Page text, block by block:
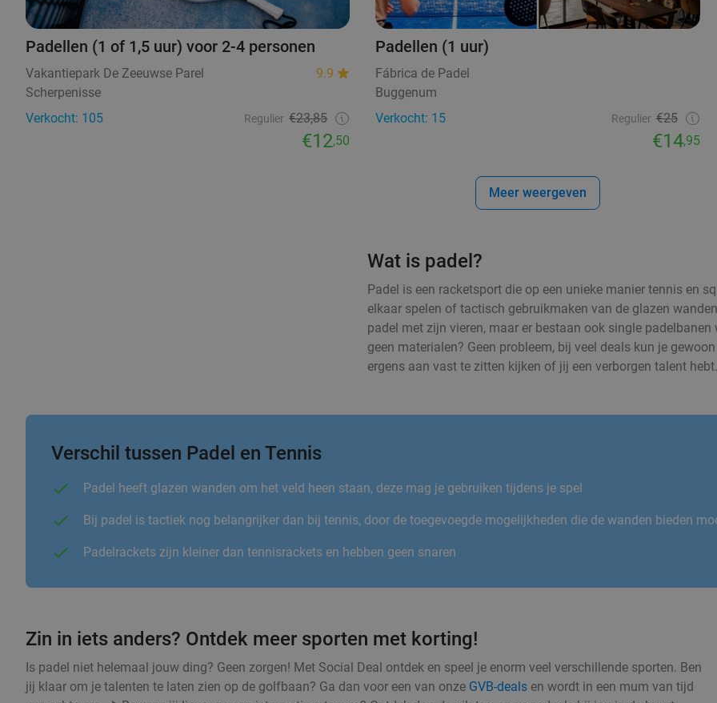
Padellen (1 of 1,5 uur) voor 2-4 personen
Vakantiepark De Zeeuwse Parel
9.9
Scherpenisse
Verkocht: 105
Regulier €23,85
€12,50
Padellen (1 uur)
Fábrica de Padel
Buggenum
Verkocht: 15
Regulier €25
€14,95
Meer weergeven
Wat is padel?
Padel is een racketsport die op een unieke manier tennis en
elkaar spelen of tactisch gebruikmaken van de glazen
padel met zijn vieren, maar er bestaan ook single
geen materialen? Geen probleem, bij veel deals kun je
ergens aan vast te zitten kijken of jij een verborgen talent hebt.
Verschil tussen Padel en Tennis
Padel heeft glazen wanden om het veld heen staan, deze mag je gebruiken tijdens je spel
Bij padel is tactiek nog belangrijker dan bij tennis, door de toegevoegde mogelijkheden die de wanden bieden
Padelrackets zijn kleiner dan tennisrackets en hebben geen snaren
Zin in iets anders? Ontdek meer sporten met korting!
Is padel niet helemaal jouw ding? Geen zorgen! Met Social Deal ontdek en speel je enorm veel verschillende sporten. Ben
jij klaar om je talenten te laten zien op de golfbaan? Ga dan voor een van onze GVB-deals en wordt in een mum van tijd